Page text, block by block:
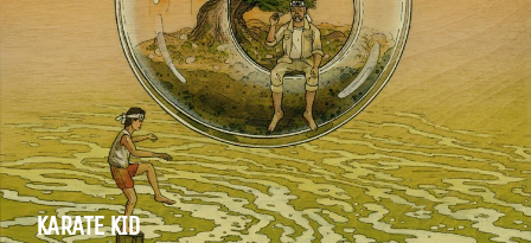
KARATE KID